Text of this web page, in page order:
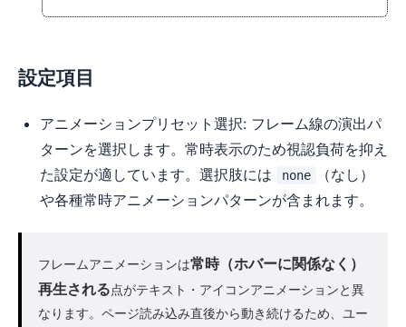
設定項目
アニメーションプリセット選択: フレーム線の演出パ
ターンを選択します。常時表示のため視認負荷を抑え
た設定が適しています。選択肢には
none
（なし）
や各種常時アニメーションパターンが含まれます。
フレームアニメーションは常時（ホバーに関係なく）
再生される点がテキスト・アイコンアニメーションと異
なります。ページ読み込み直後から動き続けるため、ユー